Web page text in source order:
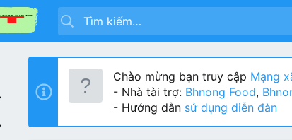
Chào mừng bạn truy cập Mạng
- Nhà tài trợ: Bhnong Food,
- Hướng dẫn sử dụng diễn đàn